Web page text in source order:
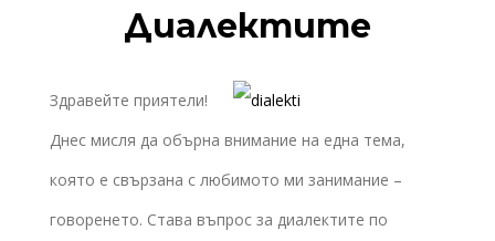
Диалектите
Здравейте приятели!
Днес мисля да обърна внимание на една тема,
която е свързана с любимото ми занимание –
говоренето. Става въпрос за диалектите по